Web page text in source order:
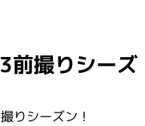
前撮りシーズ
りシーズン！